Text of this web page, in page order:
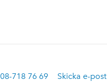
08-718 76 69 Skicka e-post